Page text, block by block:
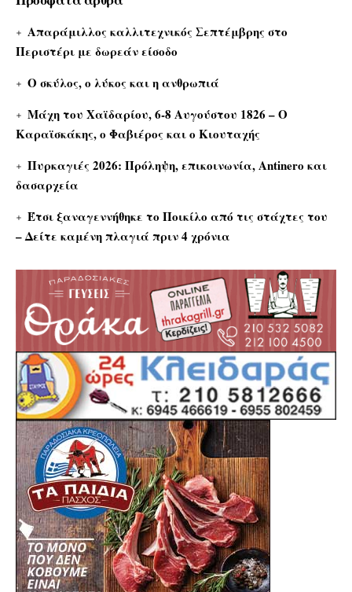
Απαράμιλλος καλλιτεχνικός Σεπτέμβρης στο
Περιστέρι με δωρεάν είσοδο
Ο σκύλος, ο λύκος και η ανθρωπιά
Μάχη του Χαϊδαρίου, 6-8 Αυγούστου 1826 – Ο
Καραϊσκάκης, ο Φαβιέρος και ο Κιουταχής
Πυρκαγιές 2026: Πρόληψη, επικοινωνία, Antinero και
δασαρχεία
Έτσι ξαναγεννήθηκε το Ποικίλο από τις στάχτες του
– Δείτε καμένη πλαγιά πριν 4 χρόνια